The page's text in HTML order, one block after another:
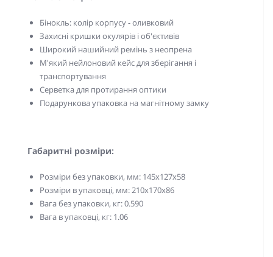
Бінокль: колір корпусу - оливковий
Захисні кришки окулярів і об'єктивів
Широкий нашийний ремінь з неопрена
М'який нейлоновий кейс для зберігання і
транспортування
Серветка для протирання оптики
Подарункова упаковка на магнітному замку
Габаритні розміри:
Розміри без упаковки, мм: 145x127х58
Розміри в упаковці, мм: 210x170х86
Вага без упаковки, кг: 0.590
Вага в упаковці, кг: 1.06